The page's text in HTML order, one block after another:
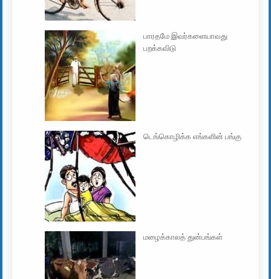
பாரதமே இவர்களையாவது
பறக்கவிடு
டெங்கொழிக்க எங்களின் பங்கு
மழைக்காலத் துன்பங்கள்